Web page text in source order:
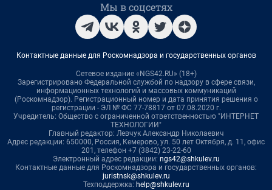
Мы в соцсетях
Контактные данные для Роскомнадзора и государственных органов
Сетевое издание «NGS42.RU» (18+)
Зарегистрировано Федеральной службой по надзору в сфере связи,
информационных технологий и массовых коммуникаций
(Роскомнадзор). Регистрационный номер и дата принятия решения о
регистрации - ЭЛ № ФС 77-78817 от 07.08.2020 г.
Учредитель: Общество с ограниченной ответственностью "ИНТЕРНЕТ
ТЕХНОЛОГИИ"
Главный редактор: Левчук Александр Николаевич
Адрес редакции: 650000, Россия, Кемерово, ул. 50 лет Октября, д. 11, офис
201, телефон +7 (3842) 23-22-60
Электронный адрес редакции: ngs42@shkulev.ru
Контактные данные для Роскомнадзора и государственных органов:
juristnsk@shkulev.ru
Техподдержка: help@shkulev.ru